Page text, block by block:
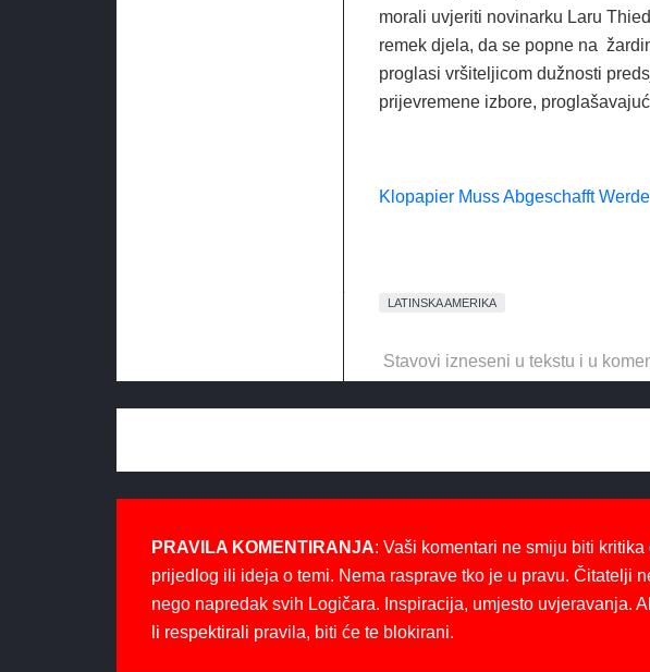
morali uvjeriti novinarku Laru
remek djela, da se popne na
proglasi vršiteljicom dužnosti
prijevremene izbore,
Klopapier Muss Abgeschafft
LATINSKA AMERIKA
Stavovi izneseni u tekstu i u
PRAVILA KOMENTIRANJA: Vaši komentari ne smiju biti
prijedlog ili ideja o temi. Nema rasprave tko je u pravu. Čitatelji
nego napredak svih Logičara. Inspiracija, umjesto uvjeravanja.
li respektirali pravila, biti će te blokirani.